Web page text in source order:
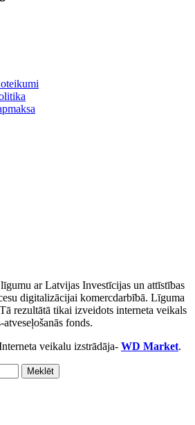
ar Latvijas Investīcijas un attīstības
digitalizācijai komercdarbībā. Līguma
rezultātā tikai izveidots interneta veikals
fonds.
veikalu izstrādāja- WD Market.
Meklēt